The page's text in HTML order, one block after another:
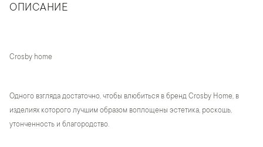
ОПИСАНИЕ
Crosby home
Одного взгляда достаточно, чтобы влюбиться в бренд Crosby Home, в
изделиях которого лучшим образом воплощены эстетика, роскошь,
утонченность и благородство.